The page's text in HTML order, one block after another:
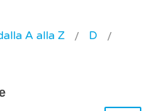
A alla Z
D